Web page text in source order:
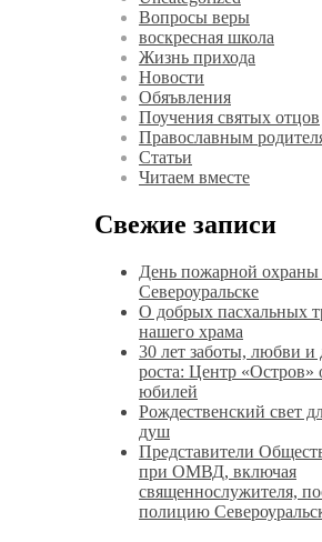
Вопросы веры
воскресная школа
Жизнь прихода
Новости
Обяъвления
Поучения святых отцов
Православным
Статьи
Читаем вместе
Свежие записи
День пожарной охраны
Североуральске
О добрых пасхальных
нашего храма
30 лет заботы, любви и
роста: Центр «Остров»
юбилей
Рождественский свет
душ
Представители
при ОМВД, включая
священнослужителя,
полицию